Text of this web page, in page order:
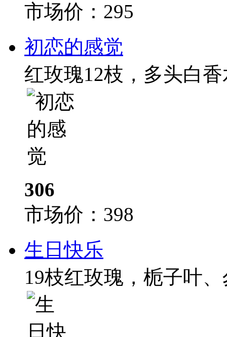
市场价： 295
初恋的感觉
红玫瑰12枝，多头白
306
市场价： 398
生日快乐
19枝红玫瑰，栀子叶